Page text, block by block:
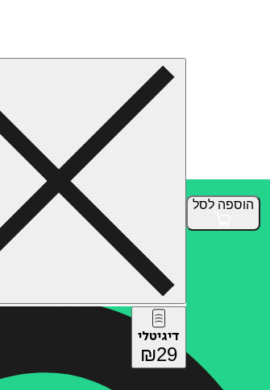
הוספה לסל
איזה פורמט בא לך?
דיגיטלי
₪29